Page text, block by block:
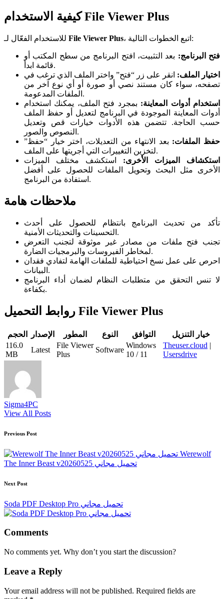
كيفية الاستخدام File Viewer Plus
File Viewer Plus ، اتبع الخطوات التالية:
فتح البرنامج: بعد التثبيت، افتح البرنامج من سطح المكتب أو
قائمة ابدأ.
اختيار الملف: انقر على زر “فتح” واختر الملف الذي ترغب في
تصفحه، سواء كان مستند نصي أو صورة أو أي نوع آخر من
الملفات المدعومة.
استخدام أدوات المعاينة: بمجرد فتح الملف، يمكنك استخدام
أدوات المعاينة الموجودة في البرنامج لتعديل أو حفظ الملف
حسب الحاجة. تتضمن هذه الأدوات خيارات قص وتعديل
النصوص والصور.
حفظ الملفات: بعد الانتهاء من التعديلات، اختر خيار “حفظ”
لتخزين التغييرات التي أجريتها على الملف.
استكشاف الميزات الأخرى: استكشف مختلف الميزات
الأخرى مثل البحث وتحويل الملفات للحصول على أفضل
استفادة من البرنامج.
ملاحظات هامة
تأكد من تحديث البرنامج بانتظام للحصول على أحدث
التحسينات والتحديثات الأمنية.
تجنب فتح ملفات من مصادر غير موثوقة لتجنب التعرض
لمخاطر الفيروسات والبرمجيات الضارة.
احرص على عمل نسخ احتياطية للملفات الهامة لتفادي فقدان
البيانات.
لا تنس التحقق من متطلبات النظام لضمان أداء البرنامج
بكفاءة.
روابط التحميل File Viewer Plus
الحجم الإصدار المطور النوع التوافق
خيار التنزيل
116.0
MB
Latest
File Viewer
Plus
Software
Windows
10 / 11
Theuser.cloud |
Usersdrive
Sigma4PC
View All Posts
Post
navigation
Previous Post
Werewolf
The Inner Beast v20260525 تحميل مجاني
Next Post
Soda PDF Desktop Pro تحميل مجاني
Comments
No comments yet. Why don’t you start the discussion?
Leave a Reply
Your email address will not be published. Required fields are